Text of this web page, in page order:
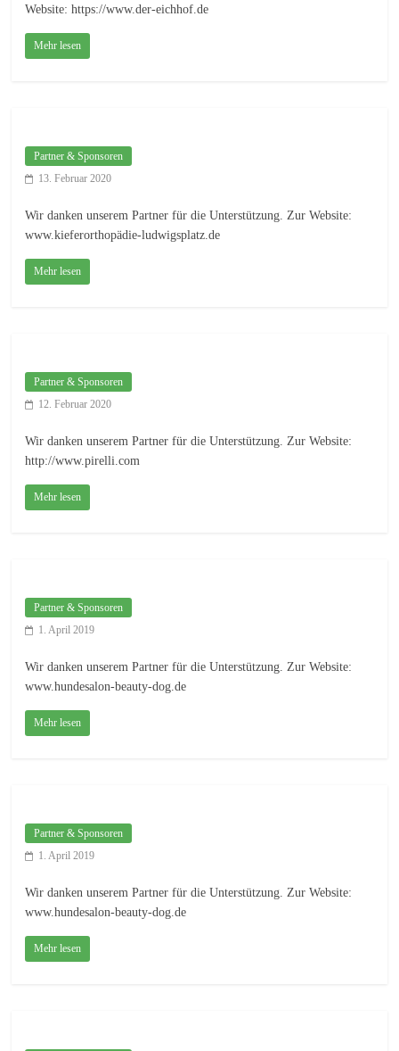
Website: https://www.der-eichhof.de
Mehr lesen
Partner & Sponsoren
13. Februar 2020
Wir danken unserem Partner für die Unterstützung. Zur Website:
www.kieferorthopädie-ludwigsplatz.de
Mehr lesen
Partner & Sponsoren
12. Februar 2020
Wir danken unserem Partner für die Unterstützung. Zur Website:
http://www.pirelli.com
Mehr lesen
Partner & Sponsoren
1. April 2019
Wir danken unserem Partner für die Unterstützung. Zur Website:
www.hundesalon-beauty-dog.de
Mehr lesen
Partner & Sponsoren
1. April 2019
Wir danken unserem Partner für die Unterstützung. Zur Website:
www.hundesalon-beauty-dog.de
Mehr lesen